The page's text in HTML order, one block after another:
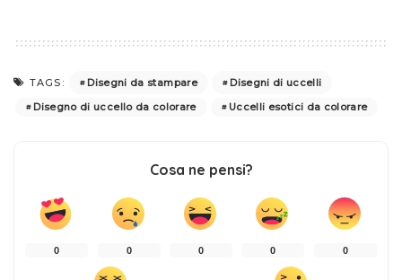
TAGS: Disegni da stampare
Disegni di uccelli
Disegno di uccello da colorare
Uccelli esotici da colorare
Cosa ne pensi?
0 0 0 0 0